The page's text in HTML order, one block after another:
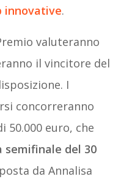
innovative.
valuteranno
il vincitore del
I
concorreranno
50.000 euro, che
semifinale del 30
da Annalisa